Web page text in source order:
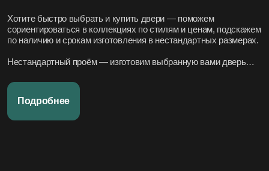
Хотите быстро выбрать и купить двери — поможем
сориентироваться в коллекциях по стилям и ценам, подскажем
по наличию и срокам изготовления в нестандартных размерах.
Нестандартный проём — изготовим выбранную вами дверь
подходящие модели по дизайн-проекту или по фото.
Подробнее